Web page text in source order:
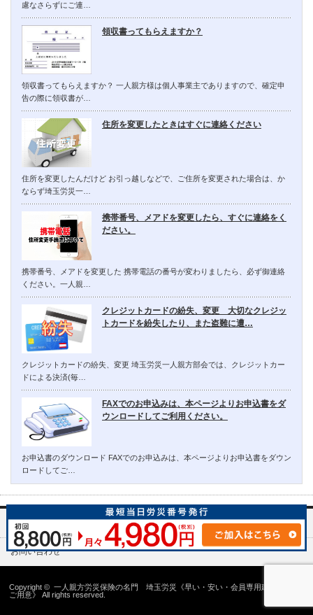
慮なさらずにご連…
領収書ってもらえますか？
領収書ってもらえますか？ 一人親方様は個人事業主でありますので、確定申
告の際に領収書が…
住所を変更したときはすぐに連絡ください
住所を変更したんだけど お引っ越しなどで、ご住所を変更された場合は、か
ならず埼玉労災一…
携帯番号、メアドを変更したら、すぐに連絡をく
ださい。
携帯番号、メアドを変更した 携帯電話の番号が変わりましたら、必ず御連絡
ください。一人親…
クレジットカードの紛失、変更 大切なクレジッ
トカードを紛失したり、また盗難に遭…
クレジットカードの紛失、変更 埼玉労災一人親方部会では、クレジットカー
ドによる決済(毎…
FAXでのお申込みは、本ページよりお申込書をダ
ウンロードしてご利用ください。
お申込書のダウンロード FAXでのお申込みは、本ページよりお申込書をダウン
ロードしてご…
埼玉労災一人親方部会について
お問い合わせ
Copyright ©一人親方労災保険の名門 埼玉労災《早い・安い・会員専用建設国保の
ご用意》
All rights reserved.